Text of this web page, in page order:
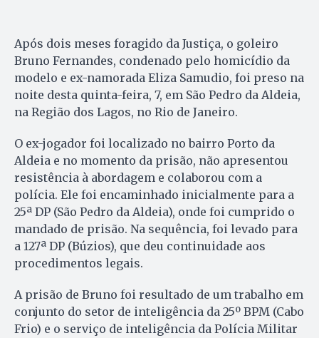
Após dois meses foragido da Justiça, o goleiro
Bruno Fernandes, condenado pelo homicídio da
modelo e ex-namorada Eliza Samudio, foi preso na
noite desta quinta-feira, 7, em São Pedro da Aldeia,
na Região dos Lagos, no Rio de Janeiro.
O ex-jogador foi localizado no bairro Porto da
Aldeia e no momento da prisão, não apresentou
resistência à abordagem e colaborou com a
polícia. Ele foi encaminhado inicialmente para a
25ª DP (São Pedro da Aldeia), onde foi cumprido o
mandado de prisão. Na sequência, foi levado para
a 127ª DP (Búzios), que deu continuidade aos
procedimentos legais.
A prisão de Bruno foi resultado de um trabalho em
conjunto do setor de inteligência da 25º BPM (Cabo
Frio) e o serviço de inteligência da Polícia Militar